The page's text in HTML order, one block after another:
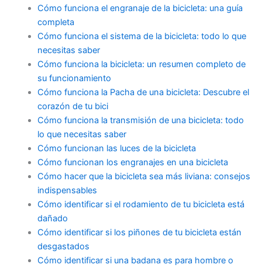
Cómo funciona el engranaje de la bicicleta: una guía
completa
Cómo funciona el sistema de la bicicleta: todo lo que
necesitas saber
Cómo funciona la bicicleta: un resumen completo de
su funcionamiento
Cómo funciona la Pacha de una bicicleta: Descubre el
corazón de tu bici
Cómo funciona la transmisión de una bicicleta: todo
lo que necesitas saber
Cómo funcionan las luces de la bicicleta
Cómo funcionan los engranajes en una bicicleta
Cómo hacer que la bicicleta sea más liviana: consejos
indispensables
Cómo identificar si el rodamiento de tu bicicleta está
dañado
Cómo identificar si los piñones de tu bicicleta están
desgastados
Cómo identificar si una badana es para hombre o